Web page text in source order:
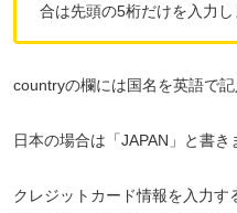
合は先頭の5桁だけを入力し
countryの欄には国名を英語で記
日本の場合は「JAPAN」と書き
クレジットカード情報を入力す